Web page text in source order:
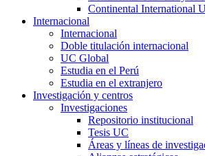
Continental International
Internacional
Internacional
Doble titulación internacional
UC Global
Estudia en el Perú
Estudia en el extranjero
Investigación y centros
Investigaciones
Repositorio institucional
Tesis UC
Áreas y líneas de